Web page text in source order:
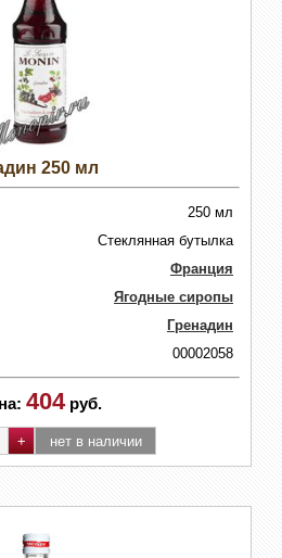
250 мл
250 мл
Стеклянная бутылка
Франция
Ягодные сиропы
Гренадин
00002058
404 руб.